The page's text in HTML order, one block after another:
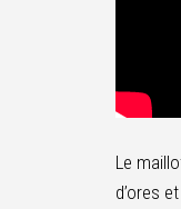
Le
d’ores